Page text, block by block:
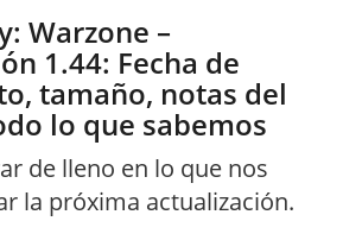
Warzone –
1.44: Fecha de
tamaño, notas del
lo que sabemos
de lleno en lo que nos
la próxima actualización.